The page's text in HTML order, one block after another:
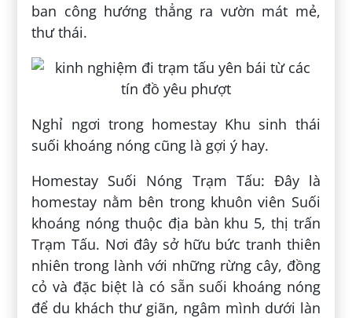
ban công hướng thẳng ra vườn mát mẻ,
thư thái.
Nghỉ ngơi trong homestay Khu sinh thái
suối khoáng nóng cũng là gợi ý hay.
Homestay Suối Nóng Trạm Tấu: Đây là
homestay nằm bên trong khuôn viên Suối
khoáng nóng thuộc địa bàn khu 5, thị trấn
Trạm Tấu. Nơi đây sở hữu bức tranh thiên
nhiên trong lành với những rừng cây, đồng
cỏ và đặc biệt là có sẵn suối khoáng nóng
để du khách thư giãn, ngâm mình dưới làn